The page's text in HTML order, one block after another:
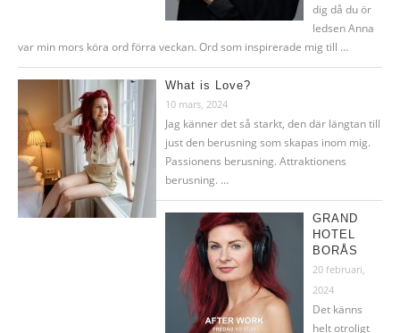
dig då du ör
ledsen Anna
var min mors köra ord förra veckan. Ord som inspirerade mig till …
What is Love?
10 mars, 2024
Jag känner det så starkt, den där längtan till
just den berusning som skapas inom mig.
Passionens berusning. Attraktionens
berusning. …
GRAND
HOTEL
BORÅS
20 februari,
2024
Det känns
helt otroligt